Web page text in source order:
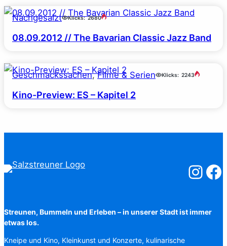
Nachgesalzt Klicks: 2680
08.09.2012 // The Bavarian Classic Jazz Band
Geschmackssachen, Filme & Serien Klicks: 2243
Kino-Preview: ES – Kapitel 2
Streunen, Bummeln und Erleben – in unserer Stadt ist immer
etwas los.
Kneipe und Kino, Kleinkunst und Konzerte, kulinarische